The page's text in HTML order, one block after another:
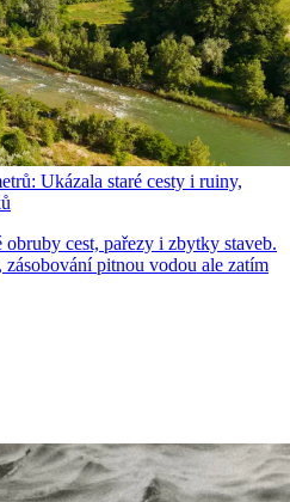
Ukázala staré cesty i ruiny,
cest, pařezy i zbytky staveb.
pitnou vodou ale zatím